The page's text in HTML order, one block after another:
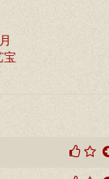
宝